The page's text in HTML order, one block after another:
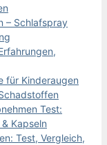
– Schlafspray
für Kinderaugen
Test:
Kapseln
Test, Vergleich,